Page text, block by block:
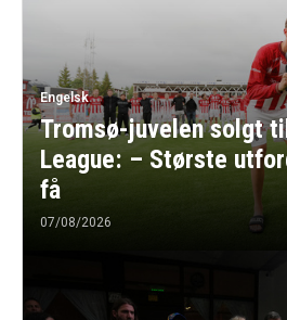
Engelsk
Tromsø-juvelen solgt
League: – Største
få
07/08/2026